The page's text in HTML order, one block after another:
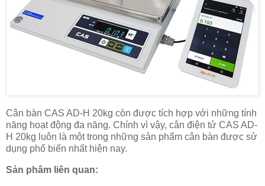
Cân bàn CAS AD-H 20kg còn được tích hợp với những tính
năng hoạt động đa năng. Chính vì vậy, cân điện tử CAS AD-
H 20kg luôn là một trong những sản phẩm cân bàn được sử
dụng phổ biến nhất hiện nay.
Sản phâm liên quan: